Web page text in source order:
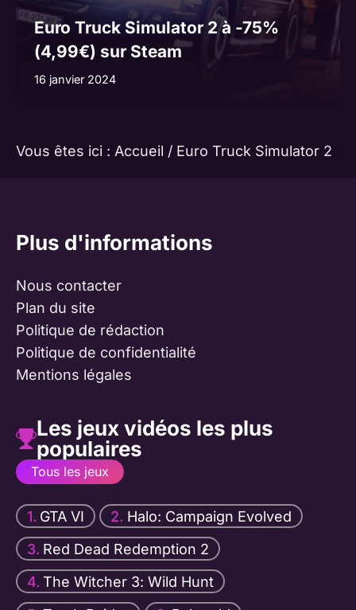
Euro Truck Simulator 2 à -75%
(4,99€) sur Steam
16 janvier 2024
Vous êtes ici : Accueil / Euro Truck Simulator 2
Plus d'informations
Nous contacter
Plan du site
Politique de rédaction
Politique de confidentialité
Mentions légales
Les jeux vidéos les plus
populaires
Tous les jeux
GTA VI
Halo: Campaign Evolved
Red Dead Redemption 2
The Witcher 3: Wild Hunt